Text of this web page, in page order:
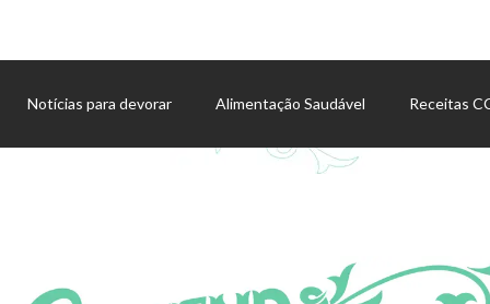
Notícias para devorar Alimentação Saudável Receitas